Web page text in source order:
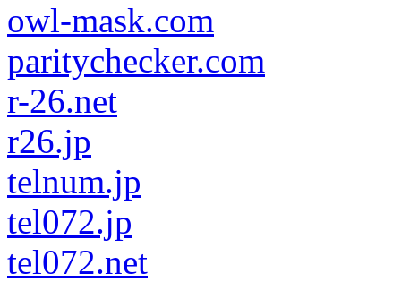
owl-mask.com
paritychecker.com
r-26.net
r26.jp
telnum.jp
tel072.jp
tel072.net